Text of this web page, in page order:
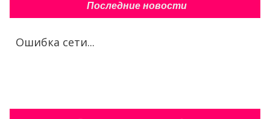
Последние новости
Ошибка сети...